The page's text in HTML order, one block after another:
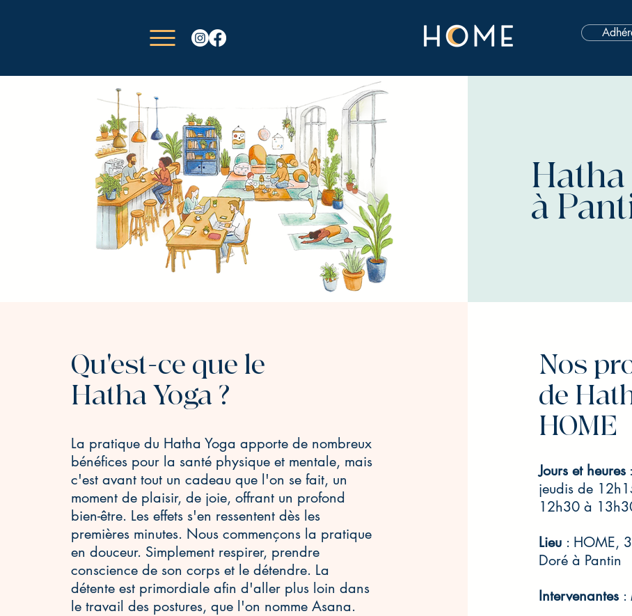
Hatha
à
Qu'est-ce que le
Hatha Yoga ?
La pratique du Hatha Yoga apporte de nombreux
bénéfices pour la santé physique et mentale, mais
c'est avant tout un cadeau que l'on se fait, un
moment de plaisir, de joie, offrant un profond
bien-être. Les effets s'en ressentent dès les
premières minutes. Nous commençons la pratique
en douceur. Simplement respirer, prendre
conscience de son corps et le détendre. La
détente est primordiale afin d'aller plus loin dans
le travail des postures, que l'on nomme Asana.
Nos
de
HOME
Jours et heures
jeudis de
12h30 à
Lieu : HOME,
Doré à Pantin
Intervenantes :